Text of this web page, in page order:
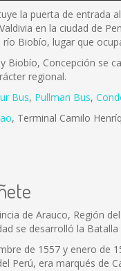
la puerta de entrada
en la ciudad de
Biobío, lugar que
Biobío, Concepción se
regional.
Bus, Pullman Bus,
, Terminal Camilo
de Arauco, Región
se desarrolló la
de 1557 y enero
Perú, era marqués de